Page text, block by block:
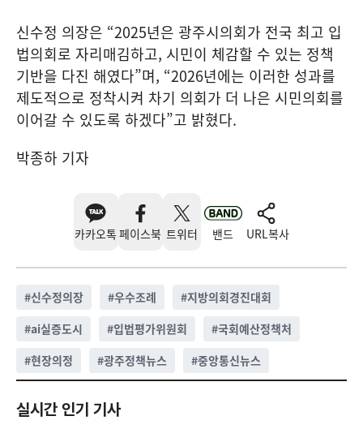
신수정 의장은 “2025년은 광주시의회가 전국 최고 입
법의회로 자리매김하고, 시민이 체감할 수 있는 정책
기반을 다진 해였다”며, “2026년에는 이러한 성과를
제도적으로 정착시켜 차기 의회가 더 나은 시민의회를
이어갈 수 있도록 하겠다”고 밝혔다.
박종하 기자
카카오톡 페이스북 트위터 밴드 URL복사
#신수정의장 #우수조례 #지방의회경진대회
#ai실증도시 #입법평가위원회 #국회예산정책처
#현장의정 #광주정책뉴스 #중앙통신뉴스
실시간 인기 기사